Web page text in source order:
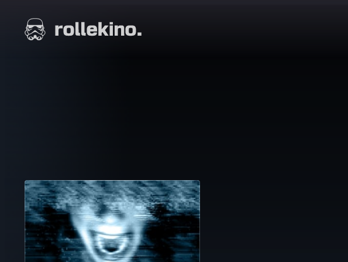
suoraan
sisältöön
Elokuvat ja elokuva-arviot | Rollekino.fi